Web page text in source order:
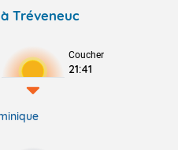
Tréveneuc
Coucher
21:41